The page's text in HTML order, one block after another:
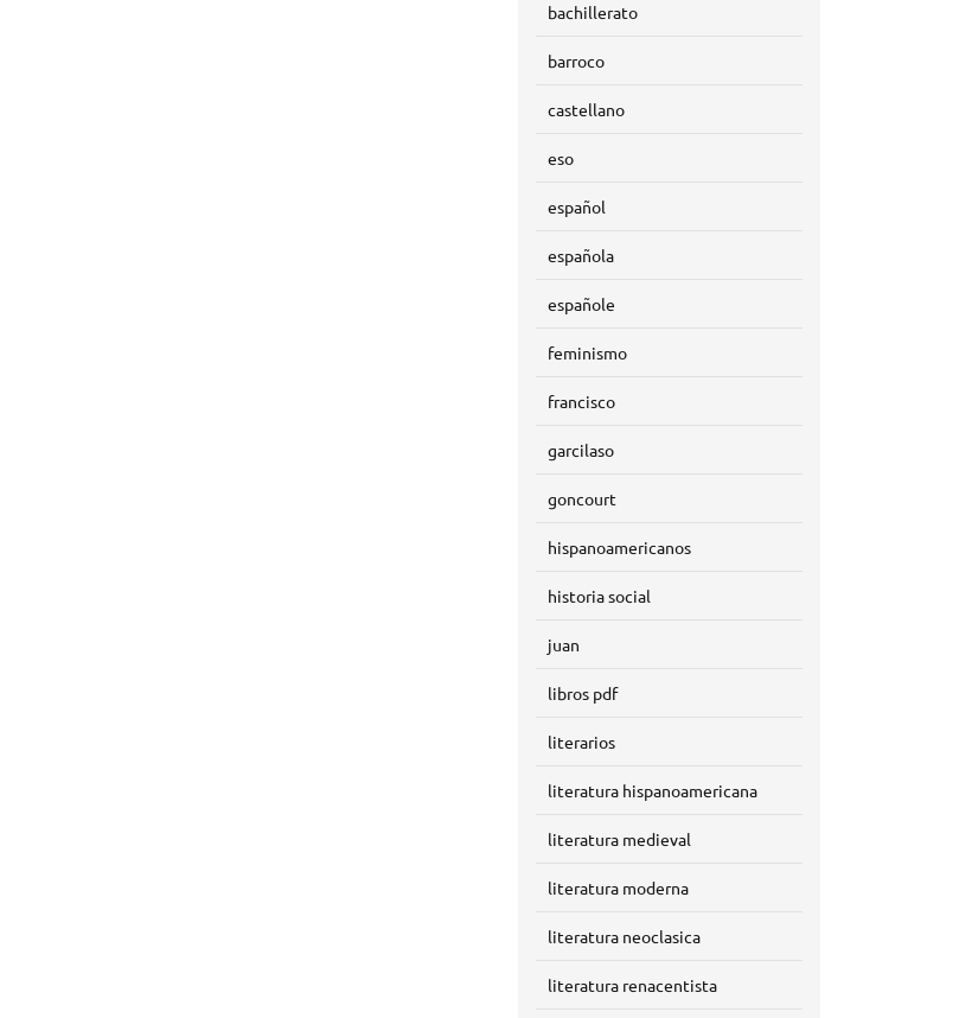
bachillerato
barroco
castellano
eso
español
española
españole
feminismo
francisco
garcilaso
goncourt
hispanoamericanos
historia social
juan
libros pdf
literarios
literatura hispanoamericana
literatura medieval
literatura moderna
literatura neoclasica
literatura renacentista